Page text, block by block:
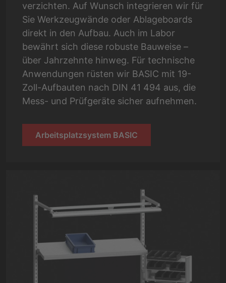
verzichten. Auf Wunsch integrieren wir für
Sie Werkzeugwände oder Ablageboards
direkt in den Aufbau. Auch im Labor
bewährt sich diese robuste Bauweise –
über Jahrzehnte hinweg. Für technische
Anwendungen rüsten wir BASIC mit 19-
Zoll-Aufbauten nach DIN 41 494 aus, die
Mess- und Prüfgeräte sicher aufnehmen.
Arbeitsplatzsystem BASIC